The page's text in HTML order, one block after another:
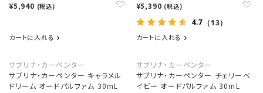
¥5,940 (税込)
カートに入れる
¥5,390 (税込)
4.7 （13）
カートに入れる
サブリナ・カーペンター
サブリナ・カーペンター キャラメル
ドリーム オードパルファム 30mL
サブリナ・カーペンター
サブリナ・カーペンター チェリーベ
イビー オードパルファム 30mL